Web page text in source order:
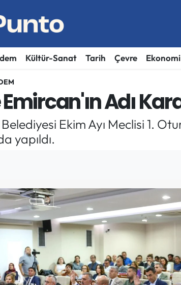
Kültür-Sanat Tarih Çevre Ekonomi
Emircan'ın Adı
Ekim Ayı Meclisi 1.
yapıldı.